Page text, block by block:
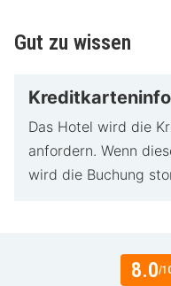
Gut zu wissen
Das Hotel wird die
anfordern. Wenn
wird die Buchung
8.0/